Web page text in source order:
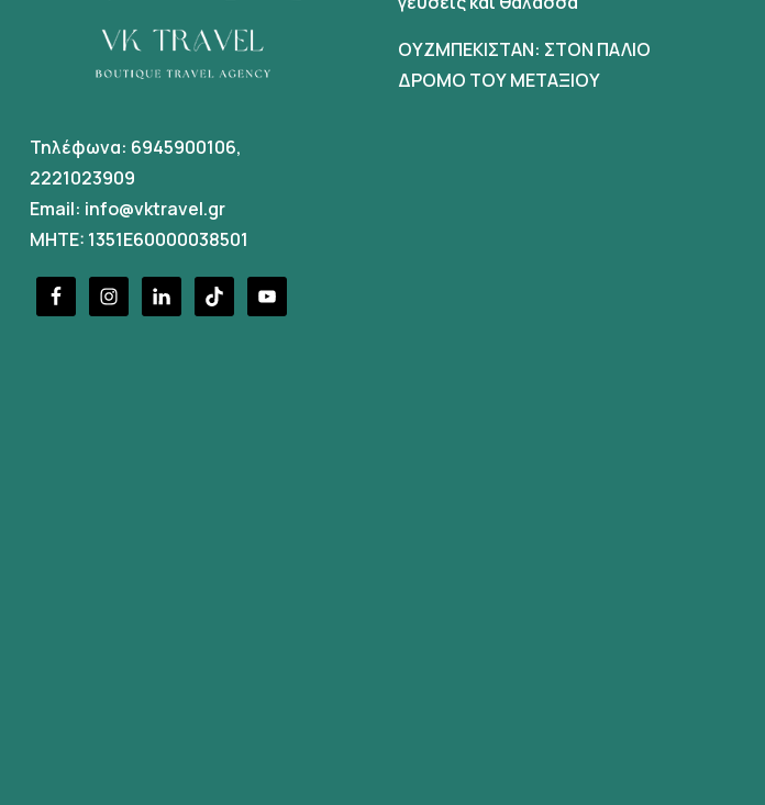
Τηλέφωνα: 6945900106,
2221023909
Email: info@vktravel.gr
MHTE: 1351E60000038501
ΟΥΖΜΠΕΚΙΣΤΑΝ: ΣΤΟΝ ΠΑΛΙΟ
ΔΡΟΜΟ ΤΟΥ ΜΕΤΑΞΙΟΥ